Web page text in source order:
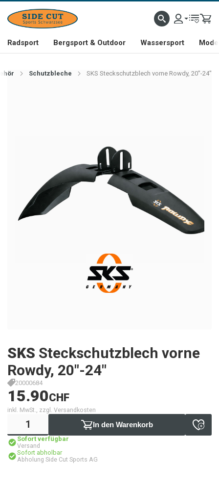
Radsport Bergsport & Outdoor Wassersport
Schutzbleche SKS Steckschutzblech vorne Rowdy, 20"-24"
SKS Steckschutzblech vorne
Rowdy, 20"-24"
20000684
15.90CHF
inkl. MwSt., zzgl. Versandkosten
In den Warenkorb
Sofort verfügbar
Versand
Sofort abholbar
Abholung Side Cut Sports AG